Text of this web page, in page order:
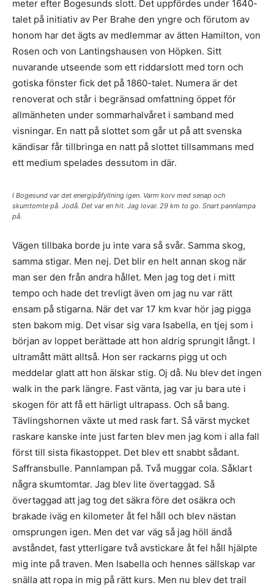
meter efter Bogesunds slott. Det uppfördes under 1640-
talet på initiativ av Per Brahe den yngre och förutom av
honom har det ägts av medlemmar av ätten Hamilton, von
Rosen och von Lantingshausen von Höpken. Sitt
nuvarande utseende som ett riddarslott med torn och
gotiska fönster fick det på 1860-talet. Numera är det
renoverat och står i begränsad omfattning öppet för
allmänheten under sommarhalvåret i samband med
visningar. En natt på slottet som går ut på att svenska
kändisar får tillbringa en natt på slottet tillsammans med
ett medium spelades dessutom in där.
I Bogesund var det energipåfyllning igen. Varm korv med senap och
skumtomte på. Jodå. Det var en hit. Jag lovar. 29 km to go. Snart pannlampa
på.
Vägen tillbaka borde ju inte vara så svår. Samma skog,
samma stigar. Men nej. Det blir en helt annan skog när
man ser den från andra hållet. Men jag tog det i mitt
tempo och hade det trevligt även om jag nu var rätt
ensam på stigarna. När det var 17 km kvar hör jag pigga
sten bakom mig. Det visar sig vara Isabella, en tjej som i
början av loppet berättade att hon aldrig sprungit långt. I
ultramått mätt alltså. Hon ser rackarns pigg ut och
meddelar glatt att hon älskar stig. Oj då. Nu blev det ingen
walk in the park längre. Fast vänta, jag var ju bara ute i
skogen för att få ett härligt ultrapass. Och så bang.
Tävlingshornen växte ut med rask fart. Så värst mycket
raskare kanske inte just farten blev men jag kom i alla fall
först till sista fikastoppet. Det blev ett snabbt sådant.
Saffransbulle. Pannlampan på. Två muggar cola. Såklart
några skumtomtar. Jag blev lite övertaggad. Så
övertaggad att jag tog det säkra före det osäkra och
brakade iväg en kilometer åt fel håll och blev nästan
omsprungen igen. Men det var väg så jag höll ändå
avståndet, fast ytterligare två avstickare åt fel håll hjälpte
mig inte på traven. Men Isabella och hennes sällskap var
snälla att ropa in mig på rätt kurs. Men nu blev det trail